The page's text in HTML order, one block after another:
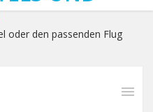
oder den passenden Flug